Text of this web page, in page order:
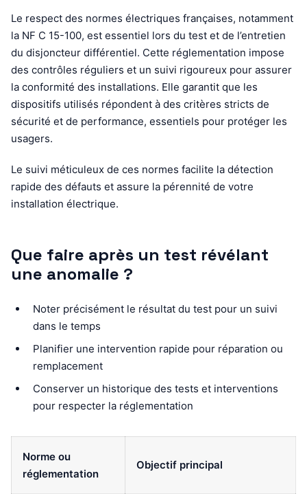
Le respect des normes électriques françaises, notamment
la NF C 15-100, est essentiel lors du test et de l’entretien
du disjoncteur différentiel. Cette réglementation impose
des contrôles réguliers et un suivi rigoureux pour assurer
la conformité des installations. Elle garantit que les
dispositifs utilisés répondent à des critères stricts de
sécurité et de performance, essentiels pour protéger les
usagers.
Le suivi méticuleux de ces normes facilite la détection
rapide des défauts et assure la pérennité de votre
installation électrique.
Que faire après un test révélant
une anomalie ?
Noter précisément le résultat du test pour un suivi
dans le temps
Planifier une intervention rapide pour réparation ou
remplacement
Conserver un historique des tests et interventions
pour respecter la réglementation
Norme ou
réglementation
Objectif principal